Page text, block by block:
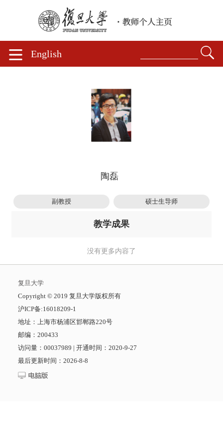
English
陶磊
副教授 硕士生导师
教学成果
没有更多内容了
复旦大学
​Copyright © 2019 复旦大学版权所有
沪ICP备:16018209-1
地址：上海市杨浦区邯郸路220号
邮编：200433
访问量： 00037989 | 开通时间： 2020-9-27
最后更新时间： 2026-8-8